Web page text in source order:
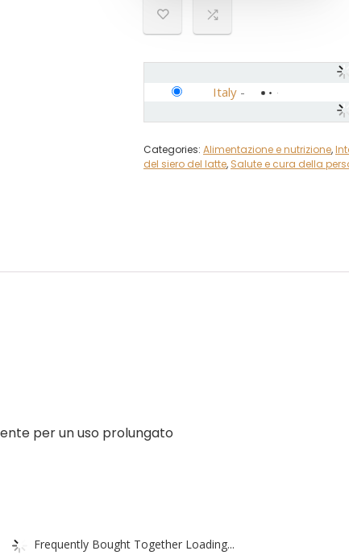
Italy -
Categories: Alimentazione e nutrizione,
del siero del latte, Salute e cura della
per un uso prolungato
Frequently Bought Together Loading...